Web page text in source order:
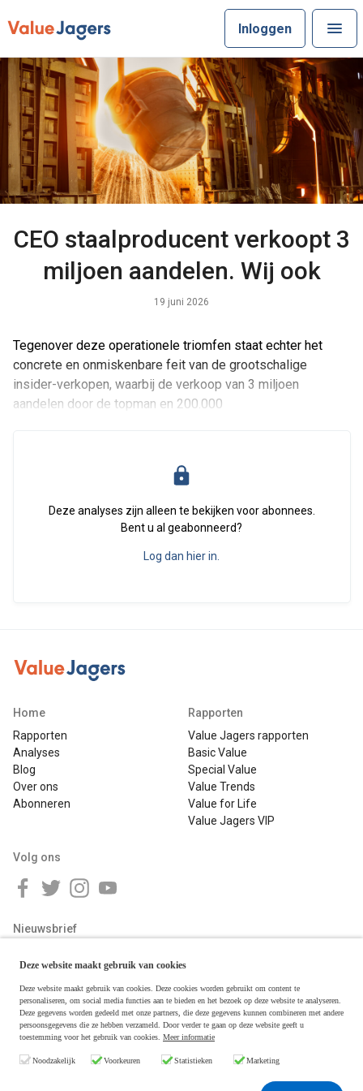
Inloggen
CEO staalproducent verkoopt 3
miljoen aandelen. Wij ook
19 juni 2026
Tegenover deze operationele triomfen staat echter het
concrete en onmiskenbare feit van de grootschalige
insider-verkopen, waarbij de verkoop van 3 miljoen
aandelen door de topman en 200.000
Deze analyses zijn alleen te bekijken voor abonnees.
Bent u al geabonneerd?
Log dan hier in.
Home
Rapporten
Analyses
Blog
Over ons
Abonneren
Rapporten
Value Jagers rapporten
Basic Value
Special Value
Value Trends
Value for Life
Value Jagers VIP
Volg ons
Nieuwsbrief
Deze website maakt gebruik van cookies
Deze website maakt gebruik van cookies. Deze cookies worden gebruikt om content te
personaliseren, om social media functies aan te bieden en het bezoek op deze website te analyseren.
Deze gegevens worden gedeeld met onze partners, die deze gegevens kunnen combineren met andere
persoonsgegevens die ze hebben verzameld. Door verder te gaan op deze website geeft u
toestemming voor het gebruik van cookies. Meer informatie
Noodzakelijk Voorkeuren Statistieken Marketing